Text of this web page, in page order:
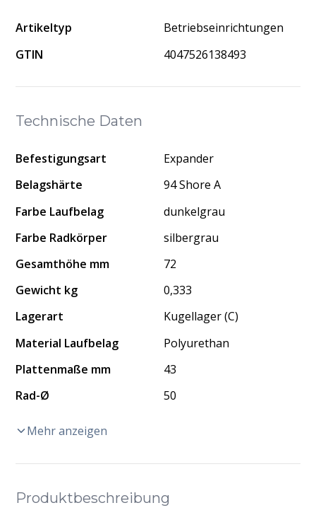
Technische Daten
Befestigungsart
Expander
Belagshärte
94 Shore A
Farbe Laufbelag
dunkelgrau
Farbe Radkörper
silbergrau
Gesamthöhe mm
72
Gewicht kg
0,333
Lagerart
Kugellager (C)
Material Laufbelag
Polyurethan
Plattenmaße mm
43
Rad-Ø
50
Mehr anzeigen
Produktbeschreibung
Artikeltyp
Betriebseinrichtungen
GTIN
4047526138493